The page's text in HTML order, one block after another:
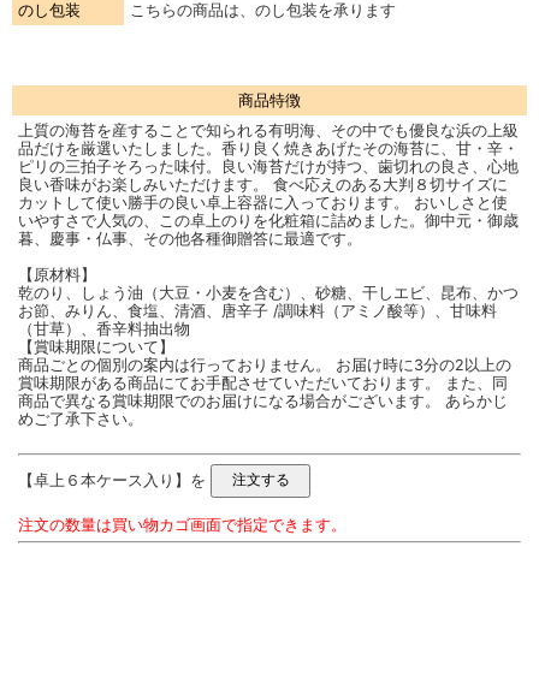
のし包装
こちらの商品は、のし包装を承ります
商品特徴
上質の海苔を産することで知られる有明海、その中でも優良な浜の上級
品だけを厳選いたしました。香り良く焼きあげたその海苔に、甘・辛・
ピリの三拍子そろった味付。良い海苔だけが持つ、歯切れの良さ、心地
良い香味がお楽しみいただけます。 食べ応えのある大判８切サイズに
カットして使い勝手の良い卓上容器に入っております。 おいしさと使
いやすさで人気の、この卓上のりを化粧箱に詰めました。御中元・御歳
暮、慶事・仏事、その他各種御贈答に最適です。
【原材料】
乾のり、しょう油（大豆・小麦を含む）、砂糖、干しエビ、昆布、かつ
お節、みりん、食塩、清酒、唐辛子 /調味料（アミノ酸等）、甘味料
（甘草）、香辛料抽出物
【賞味期限について】
商品ごとの個別の案内は行っておりません。 お届け時に3分の2以上の
賞味期限がある商品にてお手配させていただいております。 また、同
商品で異なる賞味期限でのお届けになる場合がございます。 あらかじ
めご了承下さい。
【卓上６本ケース入り】を
注文の数量は買い物カゴ画面で指定できます。